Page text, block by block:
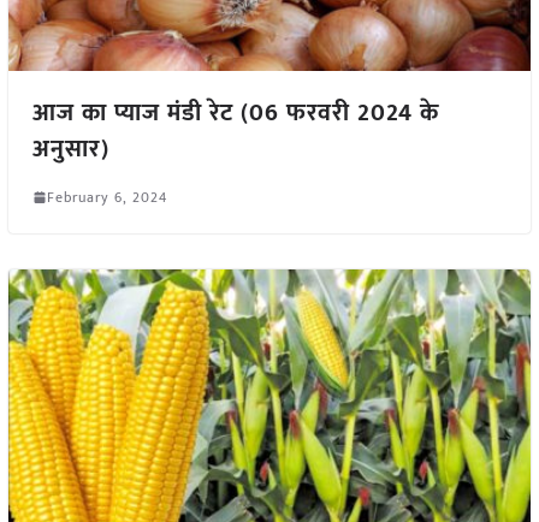
आज का प्याज मंडी रेट (06 फरवरी 2024 के
अनुसार)
February 6, 2024